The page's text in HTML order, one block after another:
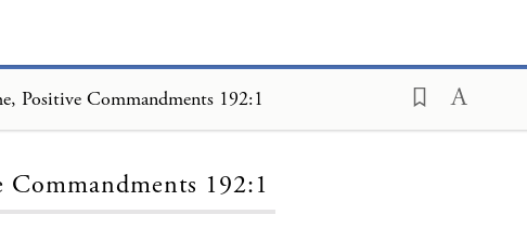
Positive Commandments 192:1
Commandments 192:1